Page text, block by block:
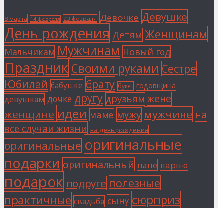
8 марта 14 февраля 23 февраля Девочке Девушке
День рождения Детям Женщинам
Мальчикам Мужчинам Новый год
Праздник Своими руками Сестре
Юбилей бабушке брату букет годовщина
девушкам дочке другу друзьям жене
женщине идеи маме мужу мужчине на
все случаи жизни на день рождения
оригинальные оригинальные
подарки оригинальный папе парню
подарок подруге полезные
практичные свадьба сыну сюрприз